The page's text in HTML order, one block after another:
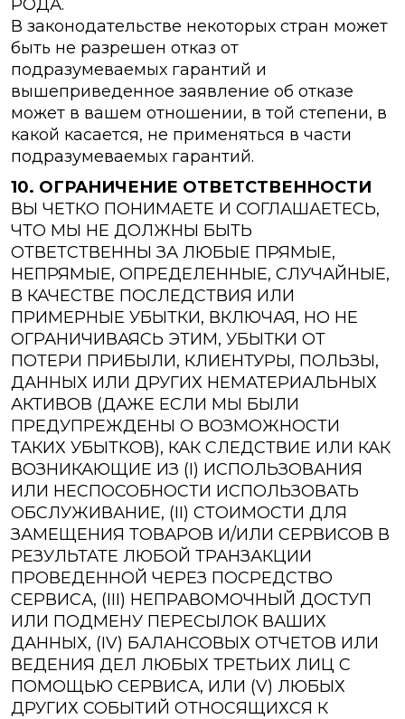
РОДА.
В законодательстве некоторых стран может
быть не разрешен отказ от
подразумеваемых гарантий и
вышеприведенное заявление об отказе
может в вашем отношении, в той степени, в
какой касается, не применяться в части
подразумеваемых гарантий.
10. ОГРАНИЧЕНИЕ ОТВЕТСТВЕННОСТИ
ВЫ ЧЕТКО ПОНИМАЕТЕ И СОГЛАШАЕТЕСЬ,
ЧТО МЫ НЕ ДОЛЖНЫ БЫТЬ
ОТВЕТСТВЕННЫ ЗА ЛЮБЫЕ ПРЯМЫЕ,
НЕПРЯМЫЕ, ОПРЕДЕЛЕННЫЕ, СЛУЧАЙНЫЕ,
В КАЧЕСТВЕ ПОСЛЕДСТВИЯ ИЛИ
ПРИМЕРНЫЕ УБЫТКИ, ВКЛЮЧАЯ, НО НЕ
ОГРАНИЧИВАЯСЬ ЭТИМ, УБЫТКИ ОТ
ПОТЕРИ ПРИБЫЛИ, КЛИЕНТУРЫ, ПОЛЬЗЫ,
ДАННЫХ ИЛИ ДРУГИХ НЕМАТЕРИАЛЬНЫХ
АКТИВОВ (ДАЖЕ ЕСЛИ МЫ БЫЛИ
ПРЕДУПРЕЖДЕНЫ О ВОЗМОЖНОСТИ
ТАКИХ УБЫТКОВ), КАК СЛЕДСТВИЕ ИЛИ КАК
ВОЗНИКАЮЩИЕ ИЗ (I) ИСПОЛЬЗОВАНИЯ
ИЛИ НЕСПОСОБНОСТИ ИСПОЛЬЗОВАТЬ
ОБСЛУЖИВАНИЕ, (II) СТОИМОСТИ ДЛЯ
ЗАМЕЩЕНИЯ ТОВАРОВ И/ИЛИ СЕРВИСОВ В
РЕЗУЛЬТАТЕ ЛЮБОЙ ТРАНЗАКЦИИ
ПРОВЕДЕННОЙ ЧЕРЕЗ ПОСРЕДСТВО
СЕРВИСА, (III) НЕПРАВОМОЧНЫЙ ДОСТУП
ИЛИ ПОДМЕНУ ПЕРЕСЫЛОК ВАШИХ
ДАННЫХ, (IV) БАЛАНСОВЫХ ОТЧЕТОВ ИЛИ
ВЕДЕНИЯ ДЕЛ ЛЮБЫХ ТРЕТЬИХ ЛИЦ С
ПОМОЩЬЮ СЕРВИСА, ИЛИ (V) ЛЮБЫХ
ДРУГИХ СОБЫТИЙ ОТНОСЯЩИХСЯ К